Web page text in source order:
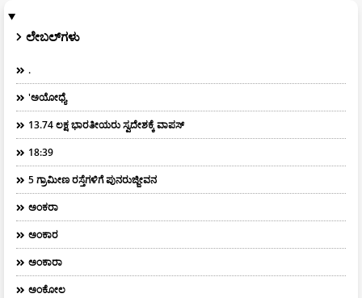
ಲೇಬಲ್‌ಗಳು
.
'ಅಯೋಧ್ಯೆ
13.74 ಲಕ್ಷ ಭಾರತೀಯರು ಸ್ವದೇಶಕ್ಕೆ ವಾಪಸ್
18:39
5 ಗ್ರಾಮೀಣ ರಸ್ತೆಗಳಿಗೆ ಪುನರುಜ್ಜೀವನ
ಅಂಕರಾ
ಅಂಕಾರ
ಅಂಕಾರಾ
ಅಂಕೋಲ